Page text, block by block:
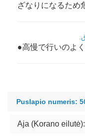
ざなりになるため
●高慢で行いのよ
Puslapio numeris:
Aja (Korano